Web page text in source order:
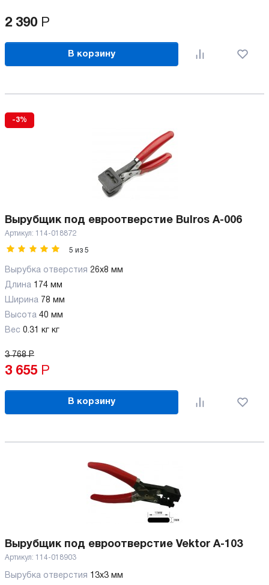
2 390 Р
В корзину
-3%
Вырубщик под евроотверстие Bulros A-006
Артикул: 114-018872
5 из 5
Вырубка отверстия 26x8 мм
Длина 174 мм
Ширина 78 мм
Высота 40 мм
Вес 0.31 кг кг
3 768 Р
3 655 Р
В корзину
Вырубщик под евроотверстие Vektor A-103
Артикул: 114-018903
Вырубка отверстия 13x3 мм